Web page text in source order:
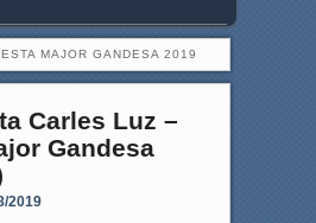
MAJOR GANDESA 2019
Carles Luz –
Gandesa
2019